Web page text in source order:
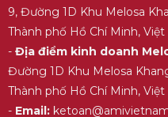
9, Đường 1D Khu Melosa
Thành phố Hồ Chí Minh,
- Địa điểm kinh doanh
Đường 1D Khu Melosa
Thành phố Hồ Chí Minh,
- Email: